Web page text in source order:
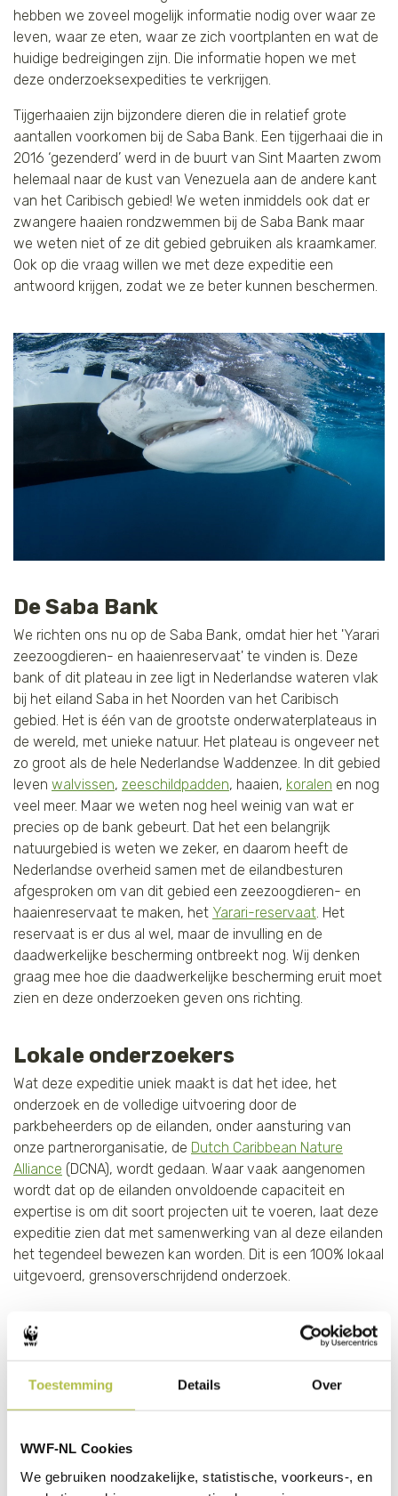
Toestemming Details Over
WWF-NL Cookies
We gebruiken noodzakelijke, statistische, voorkeurs-, en
hebben we zoveel mogelijk informatie nodig over waar ze
leven, waar ze eten, waar ze zich voortplanten en wat de
huidige bedreigingen zijn. Die informatie hopen we met
deze onderzoeksexpedities te verkrijgen.
Tijgerhaaien zijn bijzondere dieren die in relatief grote
aantallen voorkomen bij de Saba Bank. Een tijgerhaai die in
2016 ‘gezenderd’ werd in de buurt van Sint Maarten zwom
helemaal naar de kust van Venezuela aan de andere kant
van het Caribisch gebied! We weten inmiddels ook dat er
zwangere haaien rondzwemmen bij de Saba Bank maar
we weten niet of ze dit gebied gebruiken als kraamkamer.
Ook op die vraag willen we met deze expeditie een
antwoord krijgen, zodat we ze beter kunnen beschermen.
De Saba Bank
We richten ons nu op de Saba Bank, omdat hier het 'Yarari
zeezoogdieren- en haaienreservaat' te vinden is. Deze
bank of dit plateau in zee ligt in Nederlandse wateren vlak
bij het eiland Saba in het Noorden van het Caribisch
gebied. Het is één van de grootste onderwaterplateaus in
de wereld, met unieke natuur. Het plateau is ongeveer net
zo groot als de hele Nederlandse Waddenzee. In dit gebied
leven walvissen, zeeschildpadden, haaien, koralen en nog
veel meer. Maar we weten nog heel weinig van wat er
precies op de bank gebeurt. Dat het een belangrijk
natuurgebied is weten we zeker, en daarom heeft de
Nederlandse overheid samen met de eilandbesturen
afgesproken om van dit gebied een zeezoogdieren- en
haaienreservaat te maken, het Yarari-reservaat . Het
reservaat is er dus al wel, maar de invulling en de
daadwerkelijke bescherming ontbreekt nog. Wij denken
graag mee hoe die daadwerkelijke bescherming eruit moet
zien en deze onderzoeken geven ons richting.
Lokale onderzoekers
Wat deze expeditie uniek maakt is dat het idee, het
onderzoek en de volledige uitvoering door de
parkbeheerders op de eilanden, onder aansturing van
onze partnerorganisatie, de Dutch Caribbean Nature
Alliance (DCNA), wordt gedaan. Waar vaak aangenomen
wordt dat op de eilanden onvoldoende capaciteit en
expertise is om dit soort projecten uit te voeren, laat deze
expeditie zien dat met samenwerking van al deze eilanden
het tegendeel bewezen kan worden. Dit is een 100% lokaal
uitgevoerd, grensoverschrijdend onderzoek.
Wat doen we precies?
van de zwangerschap ze verkeert. Op die manier kunnen
zwangerschap. Dit doen we door, net als bij mensen, een
zien of de haai zwanger is of niet. Hieronder zie je de echo